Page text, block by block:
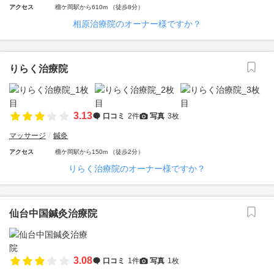
アクセス 榴ケ岡駅から610m （徒歩8分）
相原治療院のオーナー様ですか？
りらく治療院
3.13 口コミ 2件 写真 3枚
マッサージ 鍼灸
アクセス 榴ケ岡駅から150m （徒歩2分）
りらく治療院のオーナー様ですか？
仙台中国鍼灸治療院
3.08 口コミ 1件 写真 1枚